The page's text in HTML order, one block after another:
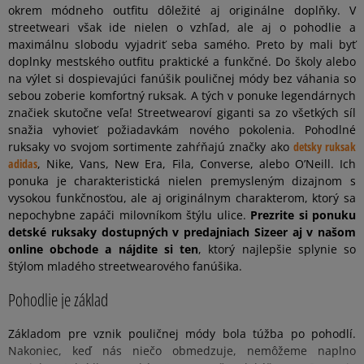
okrem módneho outfitu dôležité aj originálne doplňky. V
streetweari však ide nielen o vzhľad, ale aj o pohodlie a
maximálnu slobodu vyjadriť seba samého. Preto by mali byť
doplnky mestského outfitu praktické a funkčné. Do školy alebo
na výlet si dospievajúci fanúšik pouličnej módy bez váhania so
sebou zoberie komfortný ruksak. A tých v ponuke legendárnych
značiek skutočne veľa! Streetwearoví giganti sa zo všetkých síl
snažia vyhovieť požiadavkám nového pokolenia. Pohodlné
ruksaky vo svojom sortimente zahŕňajú značky ako detsky ruksak
adidas, Nike, Vans, New Era, Fila, Converse, alebo O’Neill. Ich
ponuka je charakteristická nielen premysleným dizajnom s
vysokou funkčnosťou, ale aj originálnym charakterom, ktorý sa
nepochybne zapáči milovníkom štýlu ulice. Prezrite si ponuku
detské ruksaky dostupných v predajniach Sizeer aj v našom
online obchode a nájdite si ten, ktorý najlepšie splynie so
štýlom mladého streetwearového fanúšika.
Pohodlie je základ
Základom pre vznik pouličnej módy bola túžba po pohodlí.
Nakoniec, keď nás niečo obmedzuje, nemôžeme naplno